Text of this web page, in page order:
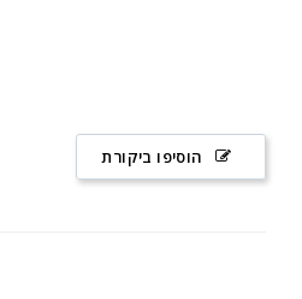
הוסיפו ביקורת